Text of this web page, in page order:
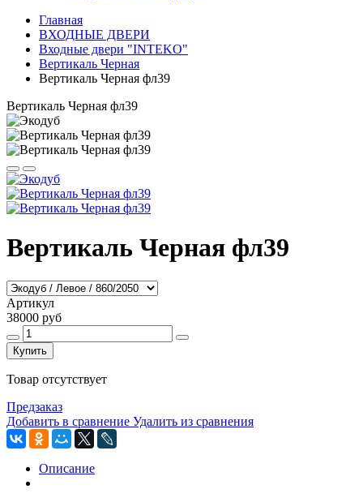
Главная
ВХОДНЫЕ ДВЕРИ
Входные двери "INTEKO"
Вертикаль Черная
Вертикаль Черная фл39
Вертикаль Черная фл39
Вертикаль Черная фл39
Артикул
38000 руб
Купить
Товар отсутствует
Предзаказ
Добавить в сравнение Удалить из сравнения
Описание